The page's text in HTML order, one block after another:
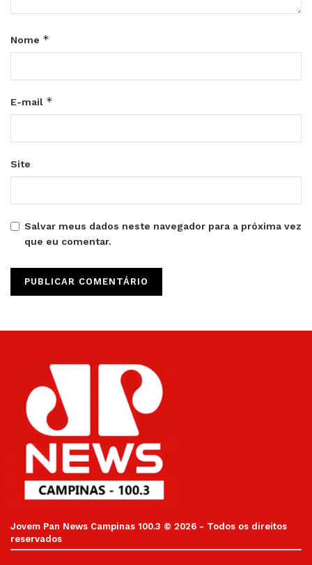
Nome *
E-mail *
Site
Salvar meus dados neste navegador para a próxima vez
que eu comentar.
Jovem Pan News Campinas 100.3 © 2026 - Todos os direitos
reservados